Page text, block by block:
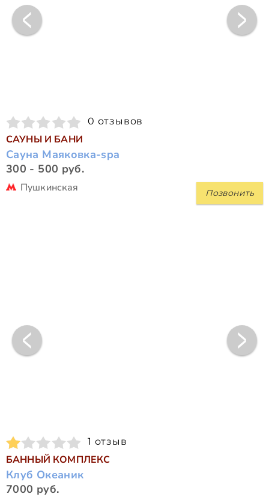
0 отзывов
САУНЫ И БАНИ
Сауна Маяковка-spa
300 - 500 руб.
Позвонить
Пушкинская
1 отзыв
БАННЫЙ КОМПЛЕКС
Клуб Океаник
7000 руб.